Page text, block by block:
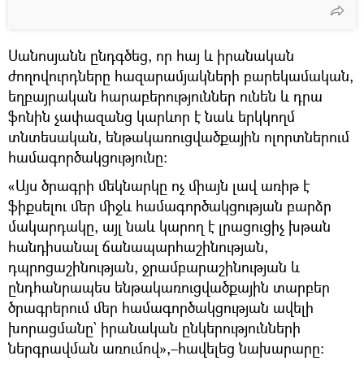
Սանոսյանն ընդգծեց, որ հայ և իրանական
ժողովուրդները հազարամյակների բարեկամական,
եղբայրական հարաբերություններ ունեն և դրա
ֆոնին չափազանց կարևոր է նաև երկկողմ
տնտեսական, ենթակառուցվածքային ոլորտներում
համագործակցությունը։
«Այս ծրագրի մեկնարկը ոչ միայն լավ առիթ է
ֆիքսելու մեր միջև համագործակցության բարձր
մակարդակը, այլ նաև կարող է լրացուցիչ խթան
հանդիսանալ ճանապարհաշինության,
դպրոցաշինության, ջրամբարաշինության և
ընդհանրապես ենթակառուցվածքային տարբեր
ծրագրերում մեր համագործակցության ավելի
խորացմանը` իրանական ընկերությունների
ներգրավման առումով»,–հավելեց նախարարը։